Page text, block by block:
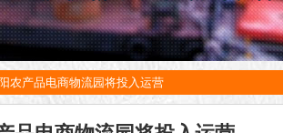
农产品电商物流园将投入运营